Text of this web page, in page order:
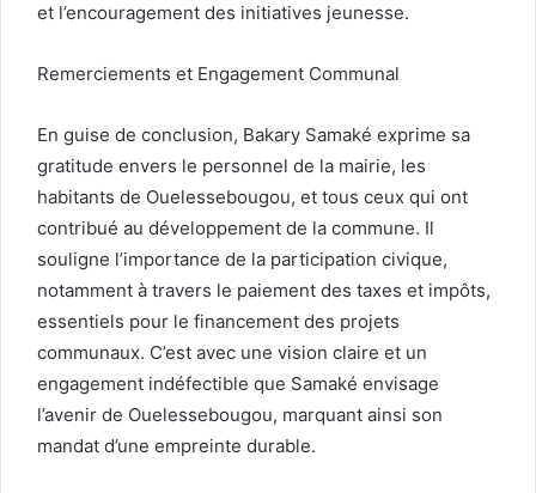
et l’encouragement des initiatives jeunesse.
Remerciements et Engagement Communal
En guise de conclusion, Bakary Samaké exprime sa
gratitude envers le personnel de la mairie, les
habitants de Ouelessebougou, et tous ceux qui ont
contribué au développement de la commune. Il
souligne l’importance de la participation civique,
notamment à travers le paiement des taxes et impôts,
essentiels pour le financement des projets
communaux. C’est avec une vision claire et un
engagement indéfectible que Samaké envisage
l’avenir de Ouelessebougou, marquant ainsi son
mandat d’une empreinte durable.